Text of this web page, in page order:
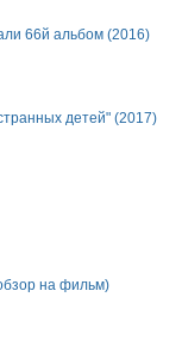
66й альбом (2016)
детей" (2017)
на фильм)